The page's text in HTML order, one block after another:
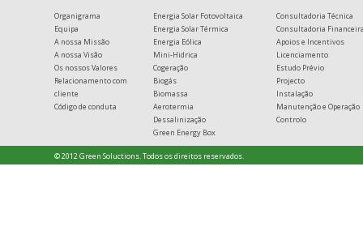
Organigrama
Equipa
A nossa Missão
A nossa Visão
Os nossos Valores
Relacionamento com
cliente
Código de conduta
Energia Solar Fotovoltaica
Energia Solar Térmica
Energia Eólica
Mini-Hidrica
Cogeração
Biogás
Biomassa
Aerotermia
Dessalinização
Green Energy Box
Consultadoria Técnica
Consultadoria
Apoios e Incentivos
Licenciamento
Estudo Prévio
Projecto
Instalação
Manutenção e Operação
Controlo
© 2012 Green Soluctions. Todos os direitos reservados.